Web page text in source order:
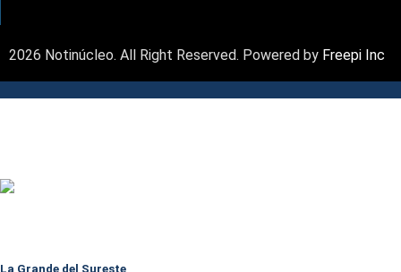
2026 Notinúcleo. All Right Reserved. Powered by Freepi Inc
La Grande del Sureste